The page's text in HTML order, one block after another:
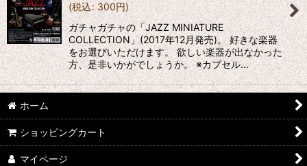
(税込: 300円)
ガチャガチャの「JAZZ MINIATURE
COLLECTION」(2017年12月発売)。 好きな楽器
をお選びいただけます。 欲しい楽器が出なかった
方、是非いかがでしょうか。 ※カプセル…
ホーム
ショッピングカート
マイページ